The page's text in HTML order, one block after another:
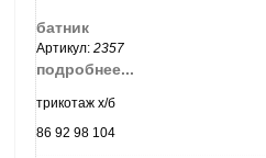
батник
Артикул: 2357
подробнее...
трикотаж х/б
86 92 98 104